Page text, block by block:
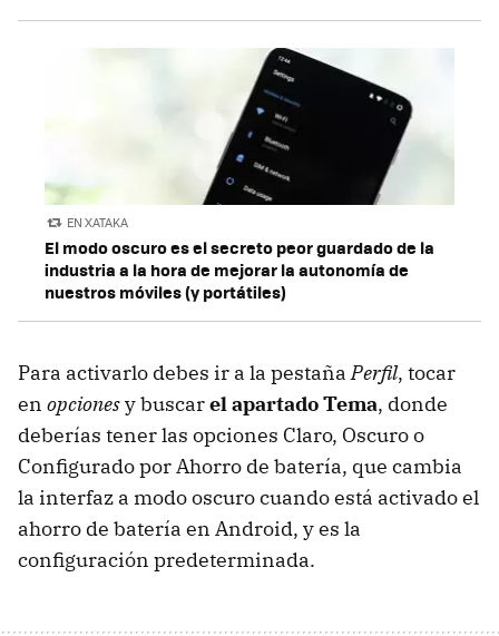
EN XATAKA
El modo oscuro es el secreto peor guardado de la
industria a la hora de mejorar la autonomía de
nuestros móviles (y portátiles)
Para activarlo debes ir a la pestañaPerfil, tocar
en opcionesy buscarel apartado Tema, donde
deberías tener las opciones Claro, Oscuro o
Configurado por Ahorro de batería, que cambia
la interfaz a modo oscuro cuando está activado el
ahorro de batería en Android, y es la
configuración predeterminada.